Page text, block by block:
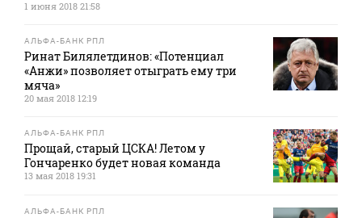
1 июня 2018 21:58
АЛЬФА-БАНК РПЛ
Ринат Билялетдинов: «Потенциал
«Анжи» позволяет отыграть ему три
мяча»
20 мая 2018 12:19
АЛЬФА-БАНК РПЛ
Прощай, старый ЦСКА! Летом у
Гончаренко будет новая команда
13 мая 2018 19:31
АЛЬФА-БАНК РПЛ